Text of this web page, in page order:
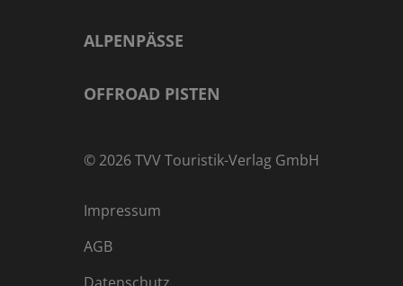
ALPENPÄSSE
OFFROAD PISTEN
© 2026TVV Touristik-Verlag GmbH
Impressum
AGB